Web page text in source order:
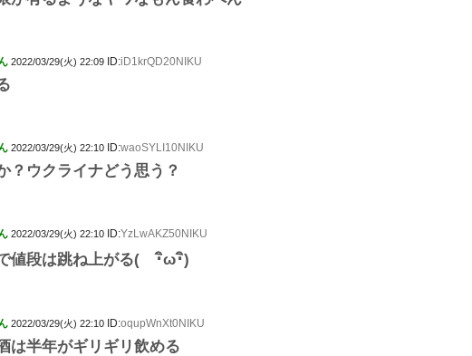
2022/03/29(火) 22:09 ID:iD1krQD20NIKU
2022/03/29(火) 22:10 ID:waoSYLI10NIKU
？ウクライナどう思う？
2022/03/29(火) 22:10 ID:YzLwAKZ50NIKU
値段は跳ね上がる( ･ิω･ิ)
2022/03/29(火) 22:10 ID:oqupWnXt0NIKU
は半年がギリギリ飲める